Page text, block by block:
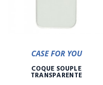
CASE FOR YOU
COQUE SOUPLE
TRANSPARENTE